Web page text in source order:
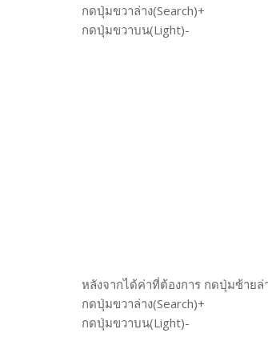
กดปุ่มขวาล่าง(Search)+
กดปุ่มขวาบน(Light)-
หลังจากได้ค่าที่ต้องการ กดปุ่มซ้ายล่
กดปุ่มขวาล่าง(Search)+
กดปุ่มขวาบน(Light)-